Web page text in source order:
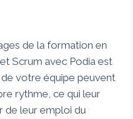
de la formation en
Scrum avec Podia est
votre équipe peuvent
rythme, ce qui leur
de leur emploi du